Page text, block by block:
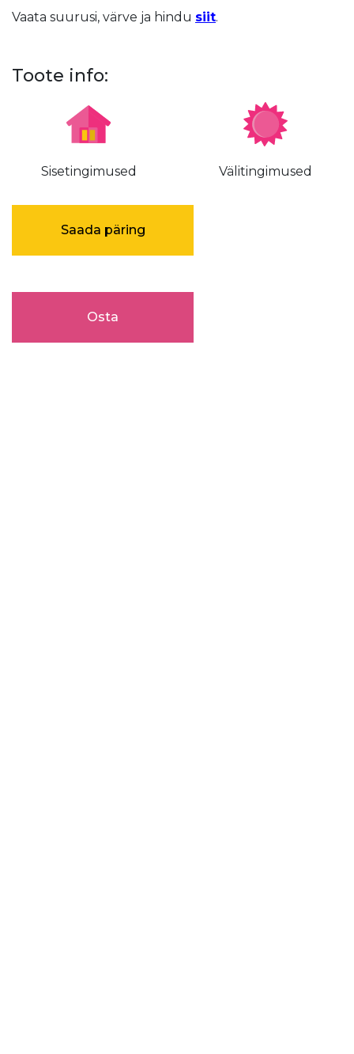
Vaata suurusi, värve ja hindu siit.
Toote info:
Sisetingimused Välitingimused
Saada päring
Osta